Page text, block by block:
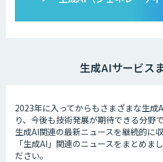
生成AIサービス
2023年に入ってからもさまざまな生成
り、今後も技術発展が期待できる分野で
生成AI関連の最新ニュースを継続的に
「生成AI」関連のニュースをまとめま
ださい。